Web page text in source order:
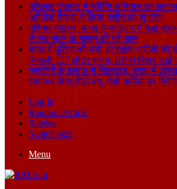
पतिलार पंचायत में फॉगिंग अभियान का
अभिषेक मिश्रा ने किया मशीन का शुभारंभ
पश्चिम चंपारण: बगहा के पतिलार में बड़ा
से एक साल के मासूम की गई जान
बगहा में पुलिस की बड़ी स्ट्राइक: मरीजों को
निकली 157 लीटर शराब, UP से बिहार लाई
ग्रामीणों के इलाज से खिलवाड़: बगहा में औचक
स्वास्थ्य केंद्र मिले बंद, दोषी कर्मियों पर
Log In
Random Article
Sidebar
Switch skin
Menu